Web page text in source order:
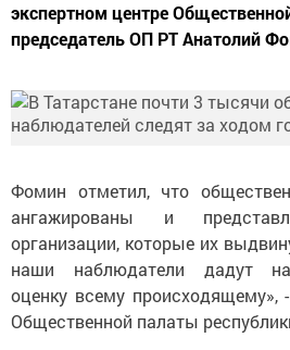
экспертном центре
председатель ОП РТ Анатолий
Фомин отметил, что
ангажированы и
организации, которые их
наши наблюдатели дадут
оценку всему происходящему»,
Общественной палаты